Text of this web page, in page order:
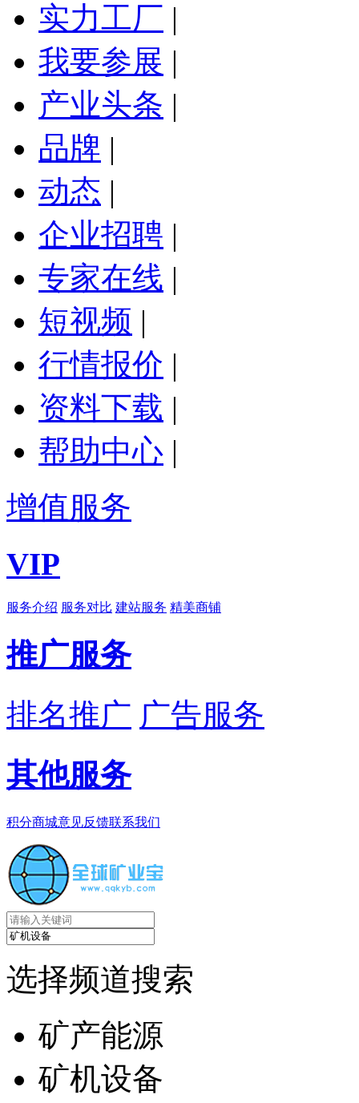
实力工厂 |
我要参展 |
产业头条 |
品牌 |
动态 |
企业招聘 |
专家在线 |
短视频 |
行情报价 |
资料下载 |
帮助中心 |
增值服务
VIP
服务介绍 服务对比 建站服务 精美商铺
推广服务
排名推广 广告服务
其他服务
积分商城意见反馈联系我们
选择频道搜索
矿产能源
矿机设备